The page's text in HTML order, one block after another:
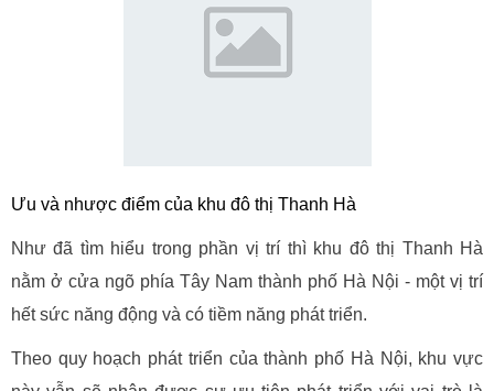
Ưu và nhược điểm của khu đô thị Thanh Hà
Như đã tìm hiểu trong phần vị trí thì khu đô thị Thanh Hà
nằm ở cửa ngõ phía Tây Nam thành phố Hà Nội - một vị trí
hết sức năng động và có tiềm năng phát triển.
Theo quy hoạch phát triển của thành phố Hà Nội, khu vực